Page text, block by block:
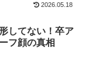
2026.05.18
してない！卒ア
フ顔の真相